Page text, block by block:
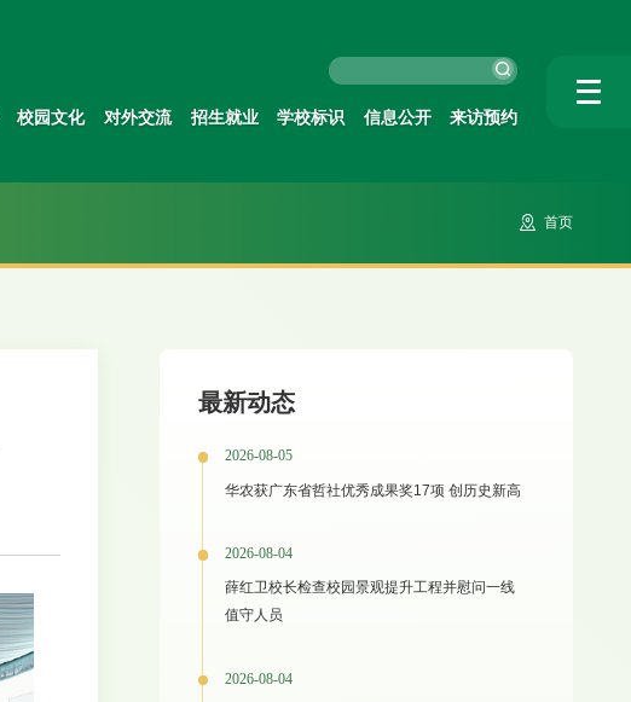
校园文化 对外交流 招生就业 学校标识 信息公开 来访预约
首页
最新动态
2026-08-05
华农获广东省哲社优秀成果奖17项 创历史新高
2026-08-04
薛红卫校长检查校园景观提升工程并慰问一线
值守人员
2026-08-04